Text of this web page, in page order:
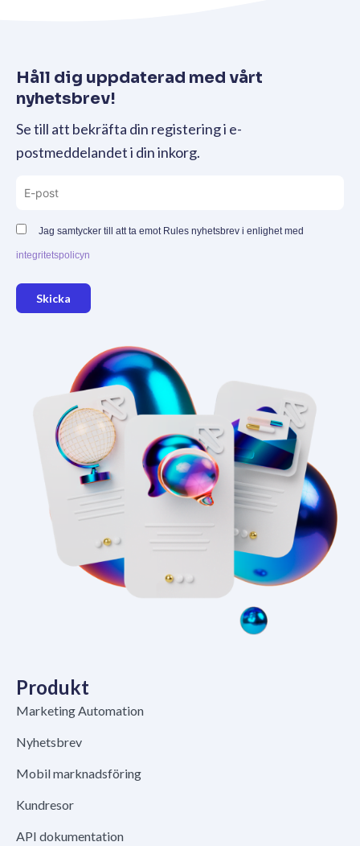
Håll dig uppdaterad med vårt
nyhetsbrev!
Se till att bekräfta din registering i e-
postmeddelandet i din inkorg.
Jag samtycker till att ta emot Rules nyhetsbrev i enlighet med
integritetspolicyn
Skicka
Produkt
Marketing Automation
Nyhetsbrev
Mobil marknadsföring
Kundresor
API dokumentation